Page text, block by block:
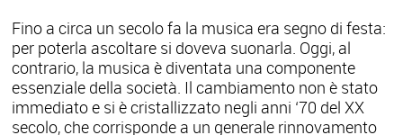
Fino a circa un secolo fa la musica era segno di festa:
per poterla ascoltare si doveva suonarla. Oggi, al
contrario, la musica è diventata una componente
essenziale della società. Il cambiamento non è stato
immediato e si è cristallizzato negli anni ‘70 del XX
secolo, che corrisponde a un generale rinnovamento